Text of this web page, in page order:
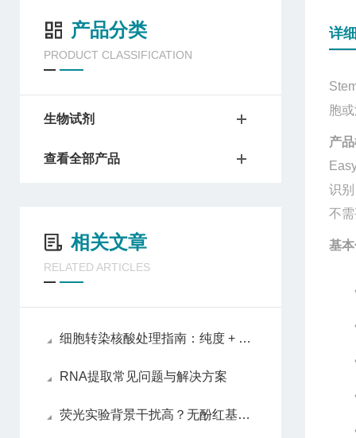
产品分类
PRODUCT CLASSIFICATION
生物试剂
查看全部产品
相关文章
RELATED ARTICLES
细胞转染核酸处理指南：纯度 + 浓度双把控
RNA提取常见问题与解决方案
荧光实验背景干扰高？无酚红基质胶的优势你一定要知道
详
胞
产
识
不
基